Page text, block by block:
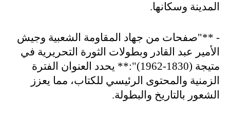
المدينة وسكانها.
- **"صفحات من جهاد المقاومة الشعبية وجيش
الأمير عبد القادر وبطولات الثورة التحريرية في
متيجة (1830-1962)":** يحدد العنوان الفترة
الزمنية والمحتوى الرئيسي للكتاب، مما يعزز
الشعور بالتاريخ والبطولة.